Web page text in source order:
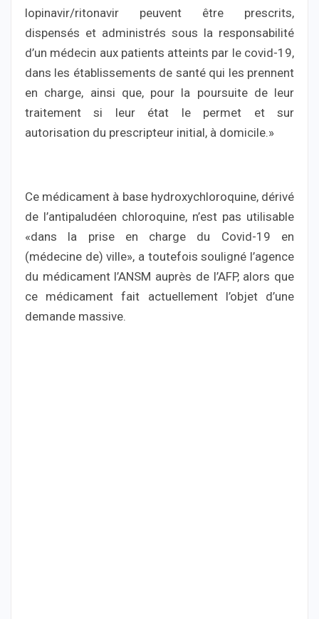
lopinavir/ritonavir peuvent être prescrits,
dispensés et administrés sous la responsabilité
d’un médecin aux patients atteints par le covid-19,
dans les établissements de santé qui les prennent
en charge, ainsi que, pour la poursuite de leur
traitement si leur état le permet et sur
autorisation du prescripteur initial, à domicile.»
Ce médicament à base hydroxychloroquine, dérivé
de l’antipaludéen chloroquine, n’est pas utilisable
«dans la prise en charge du Covid-19 en
(médecine de) ville», a toutefois souligné l’agence
du médicament l’ANSM auprès de l’AFP, alors que
ce médicament fait actuellement l’objet d’une
demande massive.